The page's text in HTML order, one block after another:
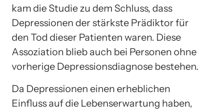
kam die Studie zu dem Schluss, dass
Depressionen der stärkste Prädiktor für
den Tod dieser Patienten waren. Diese
Assoziation blieb auch bei Personen ohne
vorherige Depressionsdiagnose bestehen.
Da Depressionen einen erheblichen
Einfluss auf die Lebenserwartung haben,